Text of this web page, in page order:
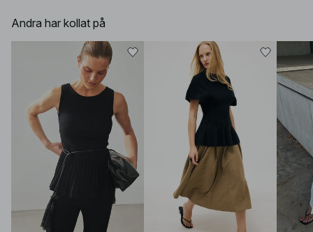
Andra har kollat på